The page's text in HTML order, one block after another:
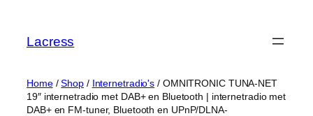
content
Lacress
Home/Shop/ Internetradio's / OMNITRONIC TUNA-NET
19″ internetradio met DAB+ en Bluetooth | internetradio met
DAB+ en FM-tuner, Bluetooth en UPnP/DLNA-